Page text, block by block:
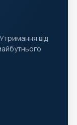
від